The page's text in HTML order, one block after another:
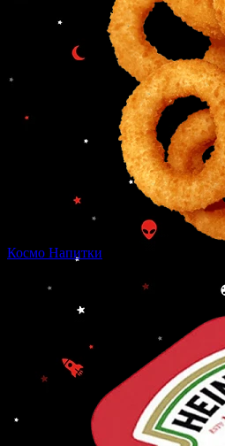
Космо Напитки